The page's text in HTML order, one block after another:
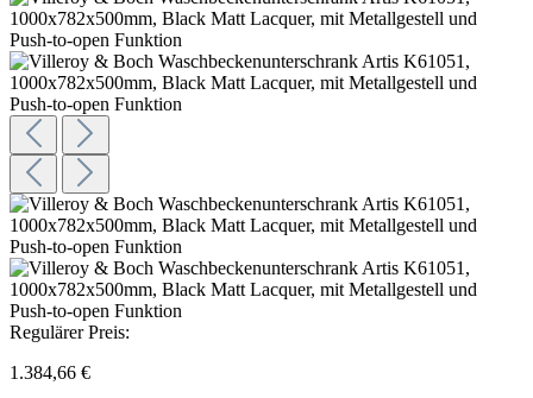
Regulärer Preis:
1.384,66 €